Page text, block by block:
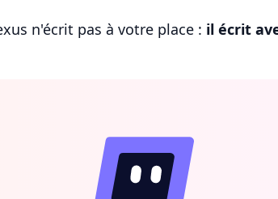
n'écrit pas à votre place : il écrit